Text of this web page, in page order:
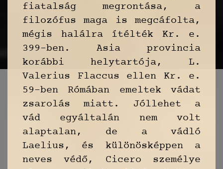
fiatalság megrontása, a
filozófus maga is megcáfolta,
mégis halálra ítélték Kr. e.
399-ben. Asia provincia
korábbi helytartója, L.
Valerius Flaccus ellen Kr. e.
59-ben Rómában emeltek vádat
zsarolás miatt. Jóllehet a
vád egyáltalán nem volt
alaptalan, de a vádló
Laelius, és különösképpen a
neves védő, Cicero személye